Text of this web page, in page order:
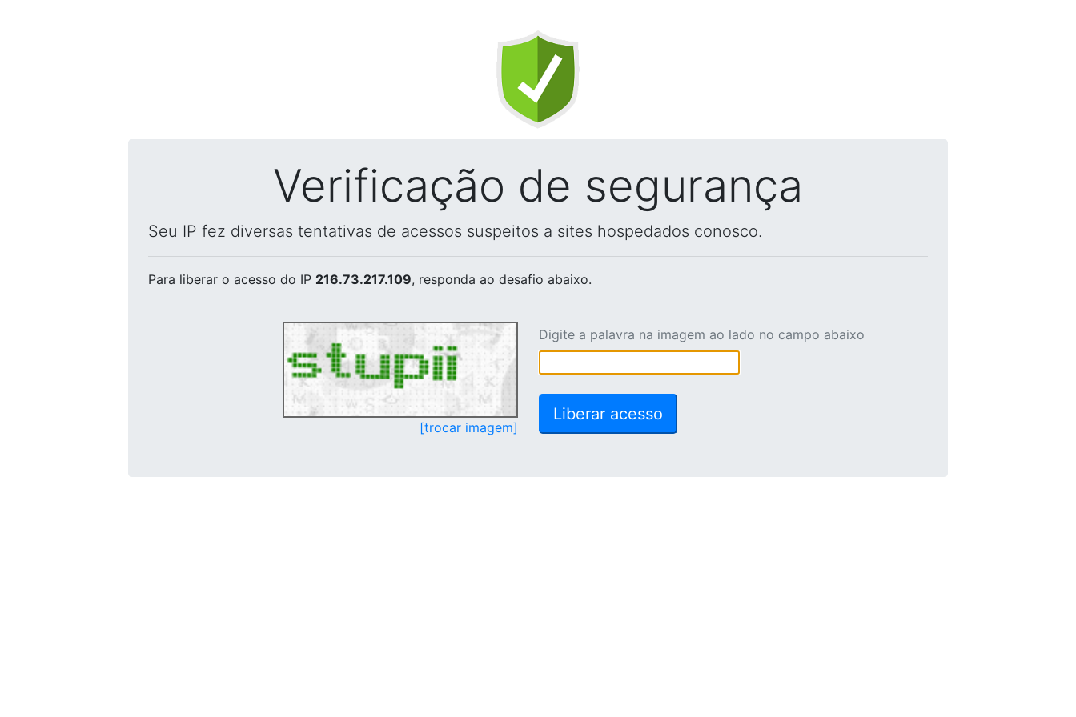
Verificação de segurança
Seu IP fez diversas tentativas de acessos suspeitos a sites hospedados conosco.
Para liberar o acesso do IP 216.73.217.109, responda ao desafio abaixo.
[trocar imagem]
Digite a palavra na imagem ao lado no campo abaixo